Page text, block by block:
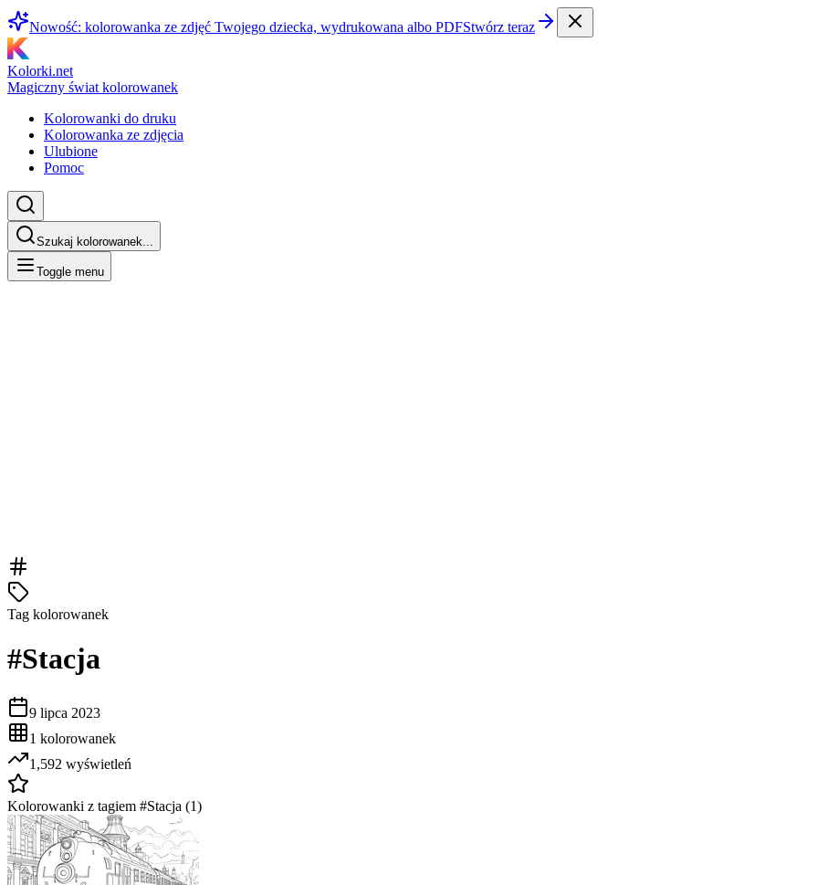
Nowość: kolorowanka ze zdjęć Twojego dziecka, wydrukowana albo PDFStwórz teraz
Kolorki.net
Magiczny świat kolorowanek
Kolorowanki do druku
Kolorowanka ze zdjęcia
Ulubione
Pomoc
Szukaj kolorowanek...
Toggle menu
Tag kolorowanek
#Stacja
9 lipca 2023
1 kolorowanek
1,592 wyświetleń
Kolorowanki z tagiem #Stacja (1)